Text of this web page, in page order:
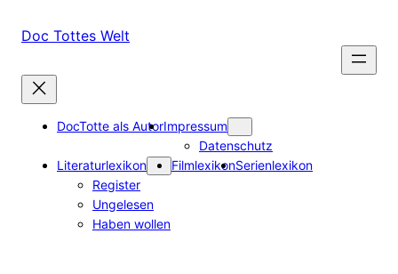
InhaltDoc Tottes Welt
DocTotte als AutorImpressum
Datenschutz
Literaturlexikon
Register
Ungelesen
Haben wollen
FilmlexikonSerienlexikon